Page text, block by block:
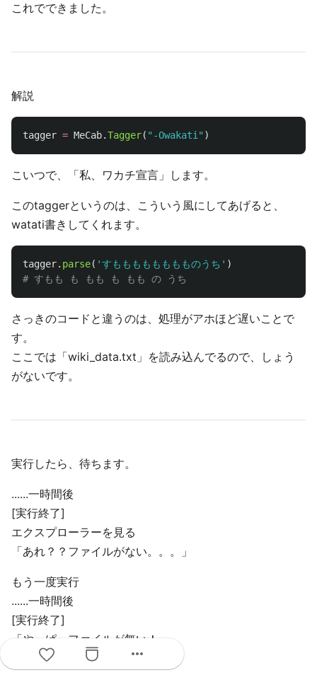
これでできました。
解説
tagger = MeCab.Tagger( " -Owakati" )
こいつで、「私、ワカチ宣言」します。
このtaggerというのは、こういう風にしてあげると、
watati書きしてくれます。
tagger. parse( 'すもももももももものうち ' )
さっきのコードと違うのは、処理がアホほど遅いことで
す。
ここでは「wiki_data.txt」を読み込んでるので、しょう
がないです。
実行したら、待ちます。
......一時間後
[実行終了]
エクスプローラーを見る
「あれ？？ファイルがない。。。」
もう一度実行
......一時間後
[実行終了]
「やっぱ、ファイルが無い！」
more_horiz